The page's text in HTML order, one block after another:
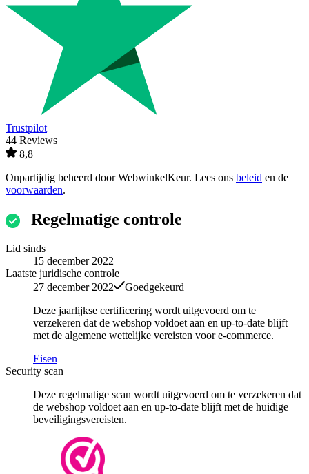
Trustpilot
44 Reviews
8,8
Onpartijdig beheerd doorWebwinkelKeur. Lees ons beleid en de
voorwaarden.
Regelmatige controle
Lid sinds
15 december 2022
Laatste juridische controle
27 december 2022
Goedgekeurd
Deze jaarlijkse certificering wordt uitgevoerd om te
verzekeren dat de webshop voldoet aan en up-to-date blijft
met de algemene wettelijke vereisten voor e-commerce.
Eisen
Security scan
Deze regelmatige scan wordt uitgevoerd om te verzekeren dat
de webshop voldoet aan en up-to-date blijft met de huidige
beveiligingsvereisten.